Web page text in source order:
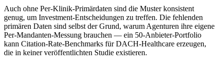
Auch ohne Per-Klinik-Primärdaten sind die Muster konsistent
genug, um Investment-Entscheidungen zu treffen. Die fehlenden
primären Daten sind selbst der Grund, warum Agenturen ihre eigene
Per-Mandanten-Messung brauchen — ein 50-Anbieter-Portfolio
kann Citation-Rate-Benchmarks für DACH-Healthcare erzeugen,
die in keiner veröffentlichten Studie existieren.